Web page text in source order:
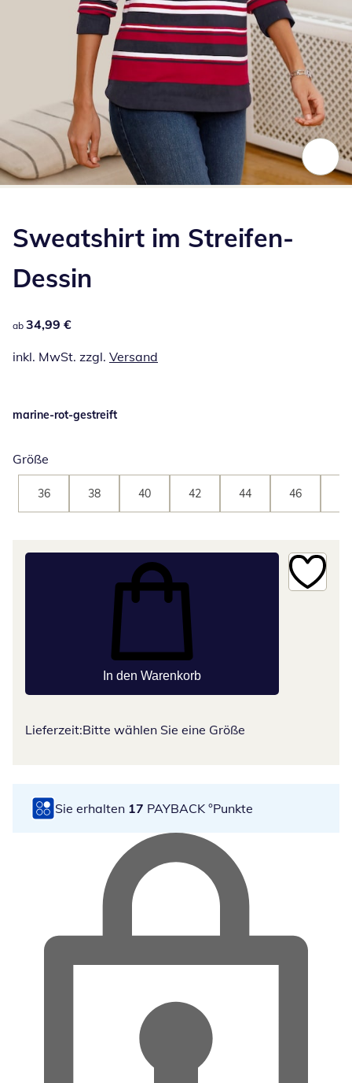
Sweatshirt im Streifen-
Dessin
34,99 €
ab 34,99 €
inkl. MwSt. zzgl. Versand
marine-rot-gestreift
Größe
36 38 40 42 44 46
In den Warenkorb
Lieferzeit:Bitte wählen Sie eine Größe
Sie erhalten 17 PAYBACK °Punkte